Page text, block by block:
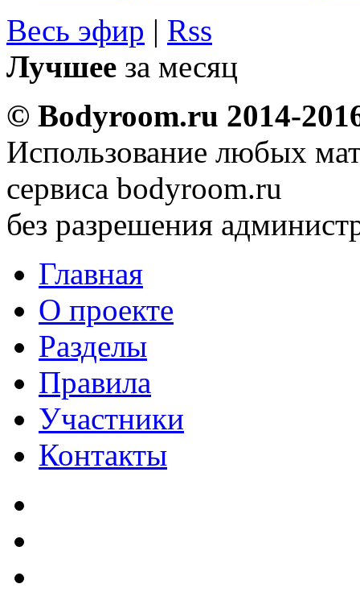
Весь эфир | Rss
Лучшее за месяц
© Bodyroom.ru 2014-
Использование любых
сервиса bodyroom.ru
без разрешения
Главная
О проекте
Разделы
Правила
Участники
Контакты